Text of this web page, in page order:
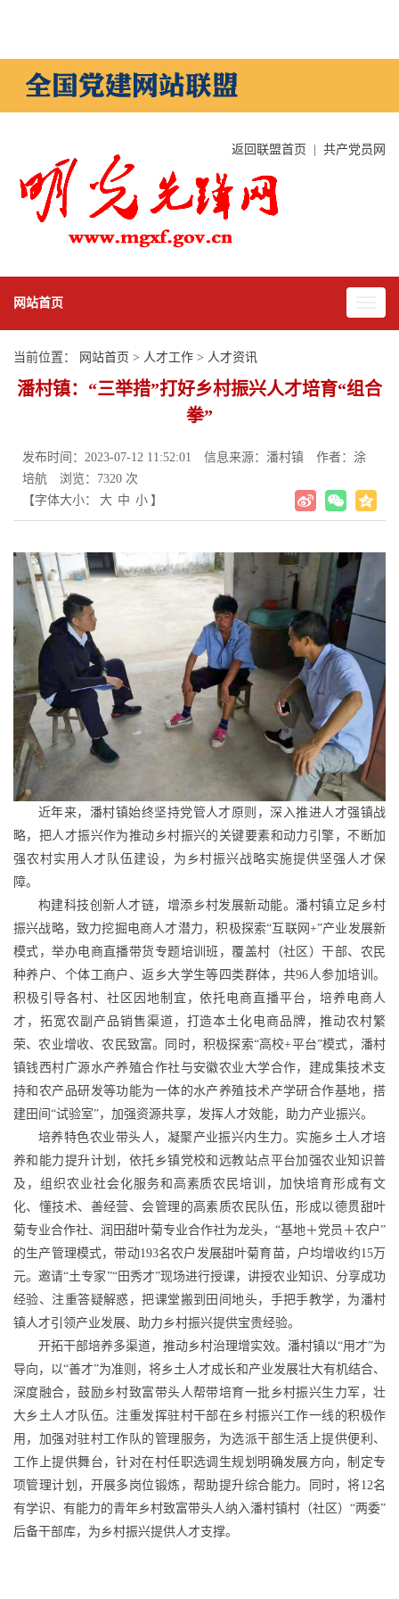
返回联盟首页 共产党员网
网站首页
当前位置： 网站首页 > 人才工作 > 人才资讯
潘村镇：“三举措”打好乡村振兴人才培育“组合
拳”
发布时间：2023-07-12 11:52:01 信息来源：潘村镇
作者：涂
培航
浏览：7320 次
【字体大小：
大 中 小 】
近年来，潘村镇始终坚持党管人才原则，深入推进人才强镇战
略，把人才振兴作为推动乡村振兴的关键要素和动力引擎，不断加
强农村实用人才队伍建设，为乡村振兴战略实施提供坚强人才保
障。
构建科技创新人才链，增添乡村发展新动能。潘村镇立足乡村
振兴战略，致力挖掘电商人才潜力，积极探索“互联网+”产业发展新
模式，举办电商直播带货专题培训班，覆盖村（社区）干部、农民
种养户、个体工商户、返乡大学生等四类群体，共96人参加培训。
积极引导各村、社区因地制宜，依托电商直播平台，培养电商人
才，拓宽农副产品销售渠道，打造本土化电商品牌，推动农村繁
荣、农业增收、农民致富。同时，积极探索“高校+平台”模式，潘村
镇钱西村广源水产养殖合作社与安徽农业大学合作，建成集技术支
持和农产品研发等功能为一体的水产养殖技术产学研合作基地，搭
建田间“试验室”，加强资源共享，发挥人才效能，助力产业振兴。
培养特色农业带头人，凝聚产业振兴内生力。实施乡土人才培
养和能力提升计划，依托乡镇党校和远教站点平台加强农业知识普
及，组织农业社会化服务和高素质农民培训，加快培育形成有文
化、懂技术、善经营、会管理的高素质农民队伍，形成以德贯甜叶
菊专业合作社、润田甜叶菊专业合作社为龙头，“基地＋党员＋农户”
的生产管理模式，带动193名农户发展甜叶菊育苗，户均增收约15万
元。邀请“土专家”“田秀才”现场进行授课，讲授农业知识、分享成功
经验、注重答疑解惑，把课堂搬到田间地头，手把手教学，为潘村
镇人才引领产业发展、助力乡村振兴提供宝贵经验。
开拓干部培养多渠道，推动乡村治理增实效。潘村镇以“用才”为
导向，以“善才”为准则，将乡土人才成长和产业发展壮大有机结合、
深度融合，鼓励乡村致富带头人帮带培育一批乡村振兴生力军，壮
大乡土人才队伍。注重发挥驻村干部在乡村振兴工作一线的积极作
用，加强对驻村工作队的管理服务，为选派干部生活上提供便利、
工作上提供舞台，针对在村任职选调生规划明确发展方向，制定专
项管理计划，开展多岗位锻炼，帮助提升综合能力。同时，将12名
有学识、有能力的青年乡村致富带头人纳入潘村镇村（社区）“两委”
后备干部库，为乡村振兴提供人才支撑。